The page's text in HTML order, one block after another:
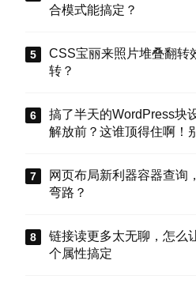
合模式能搞定？
CSS宝丽来照片堆叠翻转
转？
搞了半天的WordPress块
解放前？这谁顶得住啊！
车”。
网页布局新利器容器查询
弯路？
链接读更多太无聊，怎么
个属性搞定